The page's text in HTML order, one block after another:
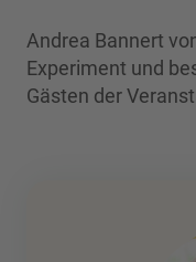
Andrea Bannert
Experiment und
Gästen der